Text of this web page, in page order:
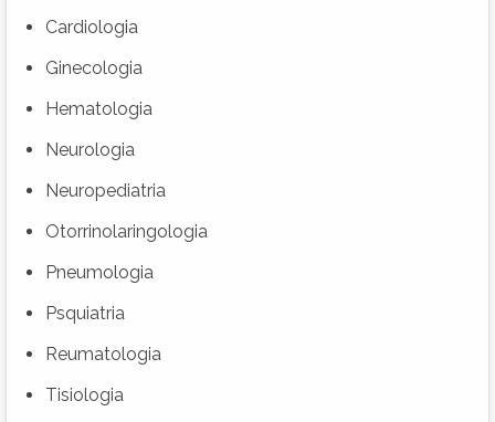
Cardiologia
Ginecologia
Hematologia
Neurologia
Neuropediatria
Otorrinolaringologia
Pneumologia
Psquiatria
Reumatologia
Tisiologia